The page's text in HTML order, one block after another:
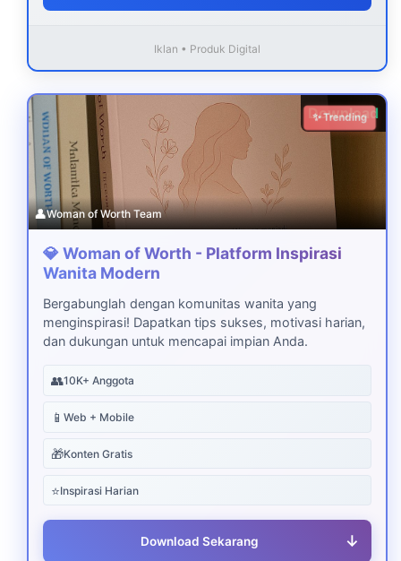
Iklan • Produk Digital
Download
✨ Trending
👤Woman of Worth Team
💎 Woman of Worth - Platform Inspirasi
Wanita Modern
Bergabunglah dengan komunitas wanita yang
menginspirasi! Dapatkan tips sukses, motivasi harian,
dan dukungan untuk mencapai impian Anda.
👥10K+ Anggota
📱 Web + Mobile
🎁Konten Gratis
⭐Inspirasi Harian
Download Sekarang ↓